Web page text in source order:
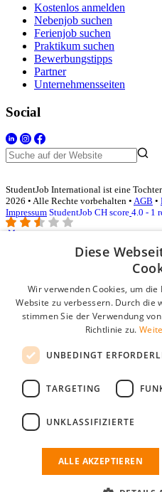
Kostenlos anmelden
Nebenjob suchen
Ferienjob suchen
Praktikum suchen
Bewerbungstipps
Partner
Unternehmensseiten
Social
StudentJob International ist eine
2026 • Alle Rechte vorbehalten • AGB •
Impressum StudentJob CH score 4.0 - 1
Login für Unternehmen
E-Mail*
Passwort
Angemeldet bleiben
Passwort vergessen?
Kostenloses
Wenn Sie sich registriert haben,
passenden Mitarbeiter zu finden.
Diese
Wir verwenden Cookies, um
Website zu verbessern. Durch die
stimmen Sie der Verwendung
Richtlinie zu.
UNBEDINGT
TARGETING
UNKLASSIFIZIERTE
ALLE AKZEPTIEREN